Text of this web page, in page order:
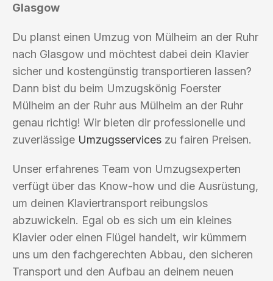
Glasgow
Du planst einen Umzug von Mülheim an der Ruhr
nach Glasgow und möchtest dabei dein Klavier
sicher und kostengünstig transportieren lassen?
Dann bist du beim Umzugskönig Foerster
Mülheim an der Ruhr aus Mülheim an der Ruhr
genau richtig! Wir bieten dir professionelle und
zuverlässige Umzugsservices zu fairen Preisen.
Unser erfahrenes Team von Umzugsexperten
verfügt über das Know-how und die Ausrüstung,
um deinen Klaviertransport reibungslos
abzuwickeln. Egal ob es sich um ein kleines
Klavier oder einen Flügel handelt, wir kümmern
uns um den fachgerechten Abbau, den sicheren
Transport und den Aufbau an deinem neuen